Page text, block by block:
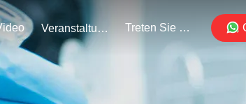
Veranstaltungen Treten Sie Mit Uns In Verbindung